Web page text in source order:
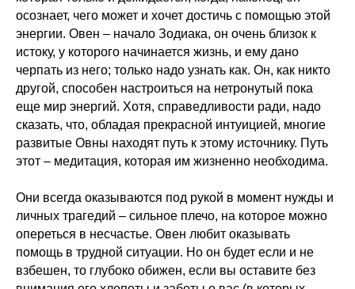
осознает, чего может и хочет достичь с помощью этой
энергии. Овен – начало Зодиака, он очень близок к
истоку, у которого начинается жизнь, и ему дано
черпать из него; только надо узнать как. Он, как никто
другой, способен настроиться на нетронутый пока
еще мир энергий. Хотя, справедливости ради, надо
сказать, что, обладая прекрасной интуицией, многие
развитые Овны находят путь к этому источнику. Путь
этот – медитация, которая им жизненно необходима.
Они всегда оказываются под рукой в момент нужды и
личных трагедий – сильное плечо, на которое можно
опереться в несчастье. Овен любит оказывать
помощь в трудной ситуации. Но он будет если и не
взбешен, то глубоко обижен, если вы оставите без